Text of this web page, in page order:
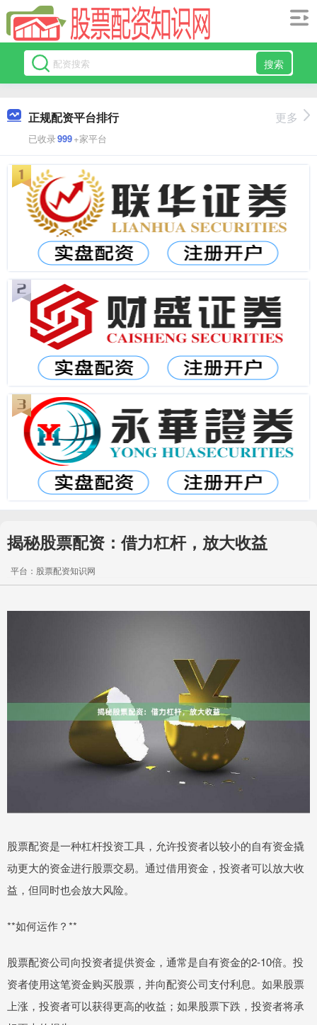
搜索
正规配资平台排行
已收录999+家平台
更多
揭秘股票配资：借力杠杆，放大收益
平台：股票配资知识网
股票配资是一种杠杆投资工具，允许投资者以较小的自有资金撬
动更大的资金进行股票交易。通过借用资金，投资者可以放大收
益，但同时也会放大风险。
**如何运作？**
股票配资公司向投资者提供资金，通常是自有资金的2-10倍。投
资者使用这笔资金购买股票，并向配资公司支付利息。如果股票
上涨，投资者可以获得更高的收益；如果股票下跌，投资者将承